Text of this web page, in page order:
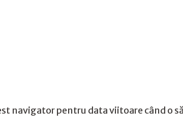
navigator pentru data viitoare când o